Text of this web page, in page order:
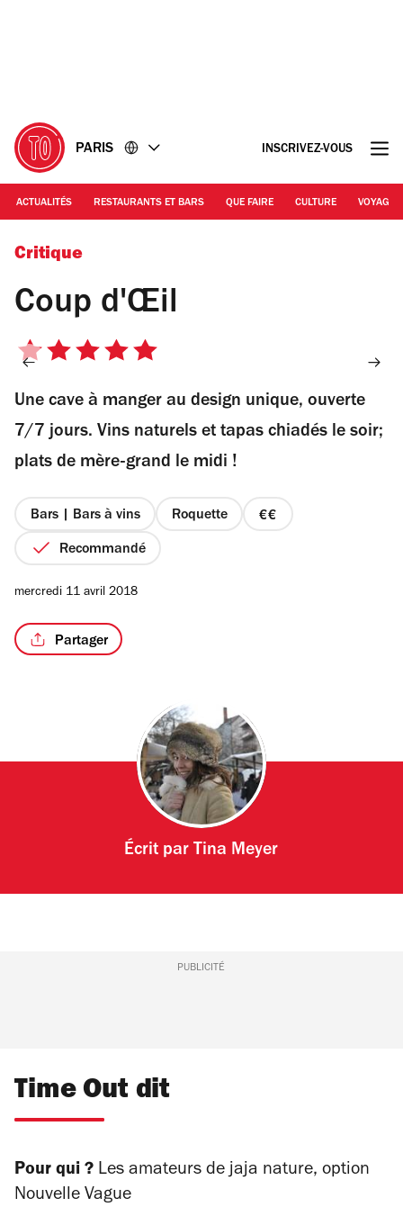
PARIS INSCRIVEZ-VOUS
ACTUALITÉS RESTAURANTS ET BARS QUE FAIRE CULTURE VOYAGE
© Divinemenciel
Critique
Coup d'Œil
5
5
étoiles
Une cave à manger au design unique, ouverte
7/7 jours. Vins naturels et tapas chiadés le soir;
plats de mère-grand le midi !
Bars | Bars à vins Roquette
prix
Recommandé
mercredi 11 avril 2018
Partager
Écrit par Tina Meyer
PUBLICITÉ
Time Out dit
Pour qui ? Les amateurs de jaja nature, option
Nouvelle Vague